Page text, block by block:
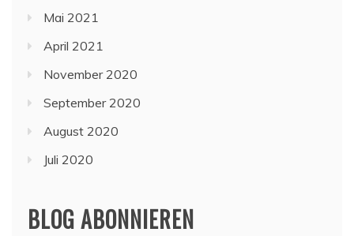
Mai 2021
April 2021
November 2020
September 2020
August 2020
Juli 2020
BLOG ABONNIEREN